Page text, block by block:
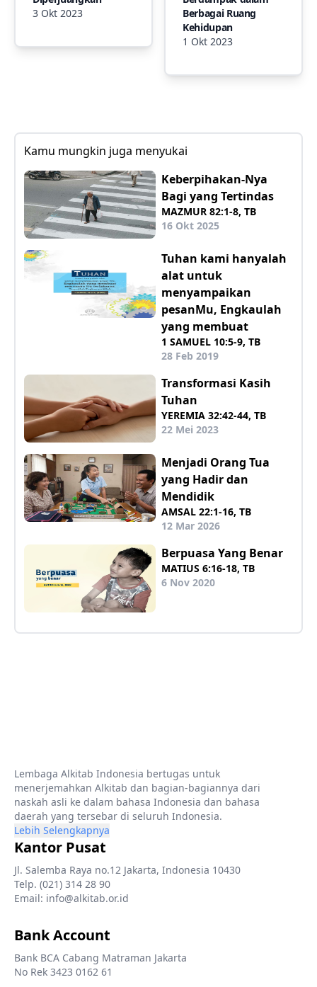
3 Okt 2023
Berbagai Ruang
Kehidupan
1 Okt 2023
Kamu mungkin juga menyukai
Keberpihakan-Nya
Bagi yang Tertindas
MAZMUR 82:1-8, TB
16 Okt 2025
Tuhan kami hanyalah
alat untuk
menyampaikan
pesanMu, Engkaulah
yang membuat
1 SAMUEL 10:5-9, TB
28 Feb 2019
Transformasi Kasih
Tuhan
YEREMIA 32:42-44, TB
22 Mei 2023
Menjadi Orang Tua
yang Hadir dan
Mendidik
AMSAL 22:1-16, TB
12 Mar 2026
Berpuasa Yang Benar
MATIUS 6:16-18, TB
6 Nov 2020
Lembaga Alkitab Indonesia bertugas untuk
menerjemahkan Alkitab dan bagian-bagiannya dari
naskah asli ke dalam bahasa Indonesia dan bahasa
daerah yang tersebar di seluruh Indonesia.
Lebih Selengkapnya
Kantor Pusat
Jl. Salemba Raya no.12 Jakarta, Indonesia 10430
Telp. (021) 314 28 90
Email: info@alkitab.or.id
Bank Account
Bank BCA Cabang Matraman Jakarta
No Rek 3423 0162 61